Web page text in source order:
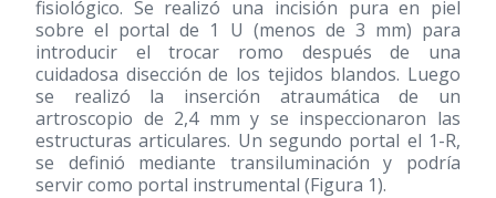
fisiológico. Se realizó una incisión pura en piel
sobre el portal de 1 U (menos de 3 mm) para
introducir el trocar romo después de una
cuidadosa disección de los tejidos blandos. Luego
se realizó la inserción atraumática de un
artroscopio de 2,4 mm y se inspeccionaron las
estructuras articulares. Un segundo portal el 1-R,
se definió mediante transiluminación y podría
servir como portal instrumental (Figura 1).